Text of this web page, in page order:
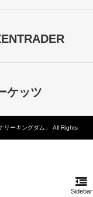
Sidebar
ケッツ
リーキングダム」 All Rights